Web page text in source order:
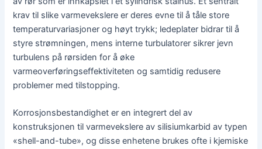
krav til slike varmevekslere er deres evne til å tåle store
temperaturvariasjoner og høyt trykk; ledeplater bidrar til å
styre strømningen, mens interne turbulatorer sikrer jevn
turbulens på rørsiden for å øke
varmeoverføringseffektiviteten og samtidig redusere
problemer med tilstopping.
Korrosjonsbestandighet er en integrert del av
konstruksjonen til varmevekslere av silisiumkarbid av typen
«shell-and-tube», og disse enhetene brukes ofte i kjemiske